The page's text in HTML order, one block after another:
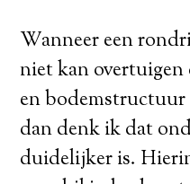
Wanneer een
niet kan
en bodemstructuur
dan denk ik dat
duidelijker is.